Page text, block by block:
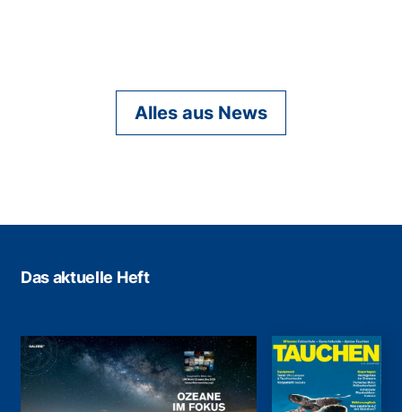
Alles aus News
Das aktuelle Heft